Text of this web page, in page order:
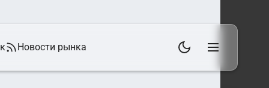
Новости рынка